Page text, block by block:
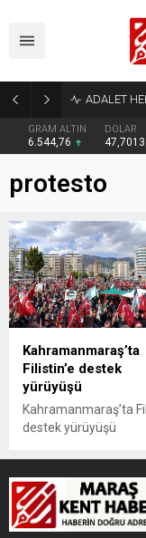
ADALET
GRAM ALTIN
6.544,76
DOLAR
47,7013
protesto
Kahramanmaraş’ta
Filistin’e destek
yürüyüşü
Kahramanmaraş’ta
destek yürüyüşü